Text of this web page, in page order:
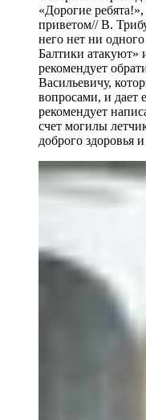
«Дорогие
приветом// В.
него нет ни
Балтики атакуют»
рекомендует
Васильевичу,
вопросами, и дает
рекомендует
счет могилы
доброго здоровья